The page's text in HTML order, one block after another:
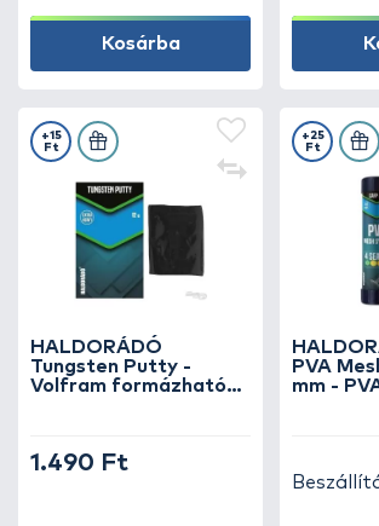
Kosárba
HALDORÁDÓ
Tungsten Putty -
Volfram formázható
+15
Ft
1.490 Ft
PVA
mm -
+25
Ft